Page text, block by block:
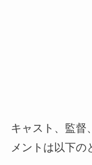
キャスト、監督
メントは以下の